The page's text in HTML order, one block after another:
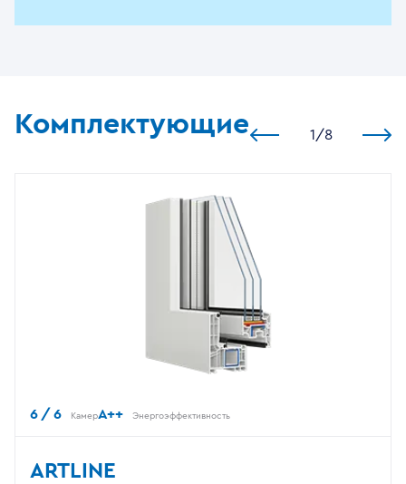
Комплектующие 1 /8
6 / 6 КамерA++ Энергоэффективность
ARTLINE